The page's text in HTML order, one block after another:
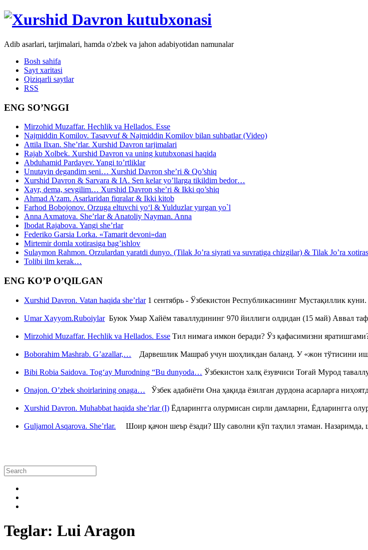
Adib asarlari, tarjimalari, hamda o'zbek va jahon adabiyotidan namunalar
Bosh sahifa
Sayt xaritasi
Qiziqarli saytlar
RSS
ENG SO’NGGI
Mirzohid Muzaffar. Hechlik va Hellados. Esse
Najmiddin Komilov. Tasavvuf & Najmiddin Komilov bilan suhbatlar (Video)
Attila Ilxan. She’rlar. Xurshid Davron tarjimalari
Rajab Xolbek. Xurshid Davron va uning kutubxonasi haqida
Abduhamid Pardayev. Yangi to’rtliklar
Unutayin degandim seni… Xurshid Davron she’ri & Qo’shiq
Xurshid Davron & Sarvara & IA. Sen kelar yo’llarga tikildim bedor…
Xayr, dema, sevgilim… Xurshid Davron she’ri & Ikki qo’shiq
Ahmad A’zam. Asarlaridan fiqralar & Ikki kitob
Farhod Bobojonov. Orzuga eltuvchi yo‘l & Yulduzlar yurgan yo`l
Anna Axmatova. She’rlar & Anatoliy Nayman. Anna
Ibodat Rajabova. Yangi she’rlar
Federiko Garsia Lorka. «Tamarit devoni»dan
Mirtemir domla xotirasiga bag’ishlov
Sulaymon Rahmon. Orzulardan yaratdi dunyo. (Tilak Jo’ra siyrati va suvratiga chizgilar) & Tilak Jo’ra
Tolibi ilm kerak…
ENG KO’P O’QILGAN
Xurshid Davron. Vatan haqida she’rlar1 сентябрь - Ўзбекистон Республикасининг Мустақиллик
Umar Xayyom.RuboiylarБуюк Умар Хайём таваллудининг 970 йиллиги олдидан (15 май) Аввал
Mirzohid Muzaffar. Hechlik va Hellados. Esse Тил нимага имкон беради? Ўз қафасимизни
Boborahim Mashrab. G’azallar,… Дарвешлик Машраб учун шоҳликдан баланд. У «жон тўтисини
Bibi Robia Saidova. Tog‘ay Murodning “Bu dunyoda… Ўзбекистон халқ ёзувчиси Тоғай Мурод
Onajon. O’zbek shoirlarining onaga… Ўзбек адабиёти Она ҳақида ёзилган дурдона асарларга
Xurshid Davron. Muhabbat haqida she’rlar (I) Ёдларингга олурмисан сирли дамларни, Ёдларингга
Guljamol Asqarova. She’rlar. Шоир қачон шеър ёзади? Шу саволни кўп таҳлил этаман.
Teglar: Lui Aragon